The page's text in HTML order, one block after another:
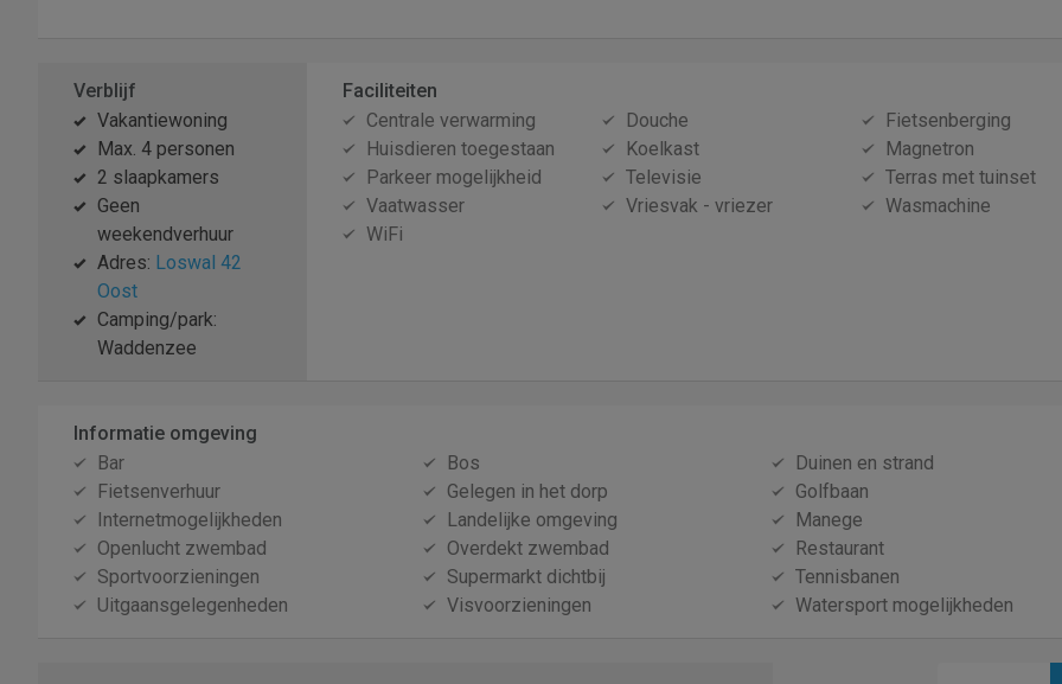
Verblijf
Vakantiewoning
Max. 4 personen
2 slaapkamers
Geen
weekendverhuur
Adres: Loswal 42
Oost
Camping/park:
Waddenzee
Faciliteiten
Centrale verwarming
Douche
Fietsenberging
Huisdieren toegestaan
Koelkast
Magnetron
Parkeer mogelijkheid
Televisie
Terras met tuinset
Vaatwasser
Vriesvak - vriezer
Wasmachine
WiFi
Informatie omgeving
Bar
Bos
Duinen en strand
Fietsenverhuur
Gelegen in het dorp
Golfbaan
Internetmogelijkheden
Landelijke omgeving
Manege
Openlucht zwembad
Overdekt zwembad
Restaurant
Sportvoorzieningen
Supermarkt dichtbij
Tennisbanen
Uitgaansgelegenheden
Visvoorzieningen Watersport mogelijkheden